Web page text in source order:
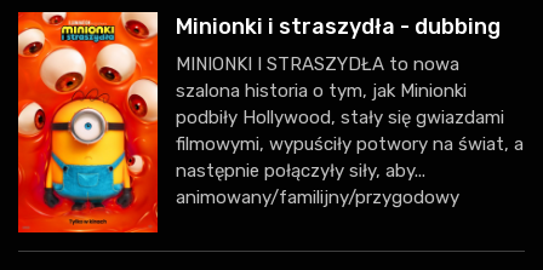
Minionki i straszydła - dubbing
MINIONKI I STRASZYDŁA to nowa
szalona historia o tym, jak Minionki
podbiły Hollywood, stały się gwiazdami
filmowymi, wypuściły potwory na świat, a
następnie połączyły siły, aby...
animowany/familijny/przygodowy